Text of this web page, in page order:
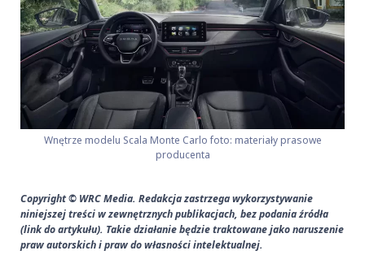
Wnętrze modelu Scala Monte Carlo foto: materiały prasowe
producenta
Copyright © WRC Media. Redakcja zastrzega wykorzystywanie
niniejszej treści w zewnętrznych publikacjach, bez podania źródła
(link do artykułu). Takie działanie będzie traktowane jako naruszenie
praw autorskich i praw do własności intelektualnej.